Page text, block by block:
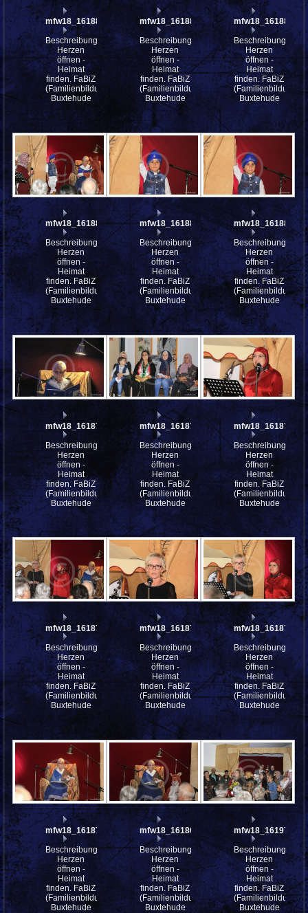
mfw18_161887
Beschreibung:
Herzen
öffnen -
Heimat
finden. FaBiZ
(Familienbildungszentrum)
Buxtehude
mfw18_161885
Beschreibung:
Herzen
öffnen -
Heimat
finden. FaBiZ
(Familienbildungszentrum)
Buxtehude
mfw18_161884
Beschreibung:
Herzen
öffnen -
Heimat
finden. FaBiZ
Buxtehude
mfw18_161883
Beschreibung:
Herzen
öffnen -
Heimat
finden. FaBiZ
(Familienbildungszentrum)
Buxtehude
mfw18_161882
Beschreibung:
Herzen
öffnen -
Heimat
finden. FaBiZ
(Familienbildungszentrum)
Buxtehude
mfw18_161881
Beschreibung:
Herzen
öffnen -
Heimat
finden. FaBiZ
Buxtehude
mfw18_161879
Beschreibung:
Herzen
öffnen -
Heimat
finden. FaBiZ
(Familienbildungszentrum)
Buxtehude
mfw18_161877
Beschreibung:
Herzen
öffnen -
Heimat
finden. FaBiZ
(Familienbildungszentrum)
Buxtehude
mfw18_161876
Beschreibung:
Herzen
öffnen -
Heimat
finden. FaBiZ
Buxtehude
mfw18_161874
Beschreibung:
Herzen
öffnen -
Heimat
finden. FaBiZ
(Familienbildungszentrum)
Buxtehude
mfw18_161873
Beschreibung:
Herzen
öffnen -
Heimat
finden. FaBiZ
(Familienbildungszentrum)
Buxtehude
mfw18_161872
Beschreibung:
Herzen
öffnen -
Heimat
finden. FaBiZ
Buxtehude
mfw18_161870
Beschreibung:
Herzen
öffnen -
Heimat
finden. FaBiZ
(Familienbildungszentrum)
Buxtehude
mfw18_161868
Beschreibung:
Herzen
öffnen -
Heimat
finden. FaBiZ
(Familienbildungszentrum)
Buxtehude
mfw18_161974
Beschreibung:
Herzen
öffnen -
Heimat
finden. FaBiZ
Buxtehude